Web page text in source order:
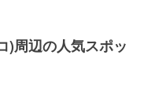
)周辺の人気スポッ